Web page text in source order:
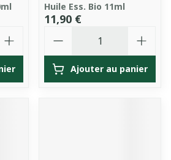
Huile Ess. Bio 11ml
11,90 €
Ajouter au panier